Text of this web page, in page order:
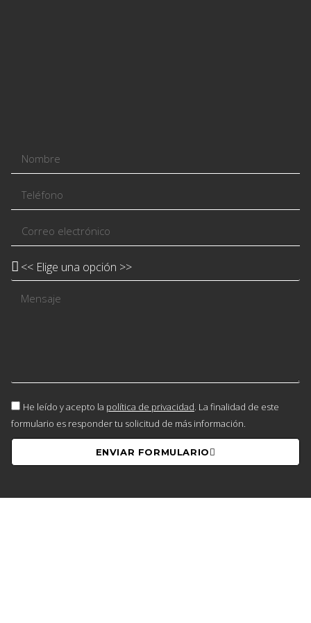
He leído y acepto la política de privacidad. La finalidad de este
formulario es responder tu solicitud de más información.
ENVIAR FORMULARIO